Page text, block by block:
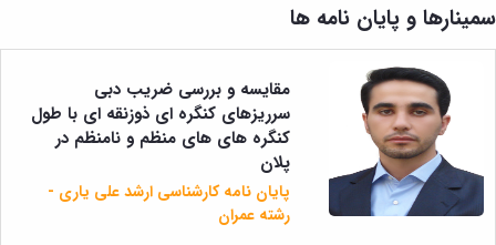
روسای
پیشین
افتخارات
آلبوم
عکس
اطلاعات
تماس
سازمان
دانشکده
و
آئین
نامه
ها
آیین‌نامه‌های
معاونت
آموزشی
تحصیلات
تکمیلی
کارگاه ها
و
آزمایشگاه
گروه
برق
گروه
عمران
گروه
مکانیک
دانشکده
اساتید
بازنشسته
کارکنان
دانشکده
مهندسی
آموزشی
گروه
های
آموزشی
مهندسی
برق
مهندسی
مواد
مهندسی
عمران
سمینارها و پایان نامه ها
مقایسه و بررسی ضریب دبی
سرریزهای کنگره ای ذوزنقه ای با طول
کنگره های های منظم و نامنظم در
پلان
پایان نامه کارشناسی ارشد علی یاری -
رشته عمران